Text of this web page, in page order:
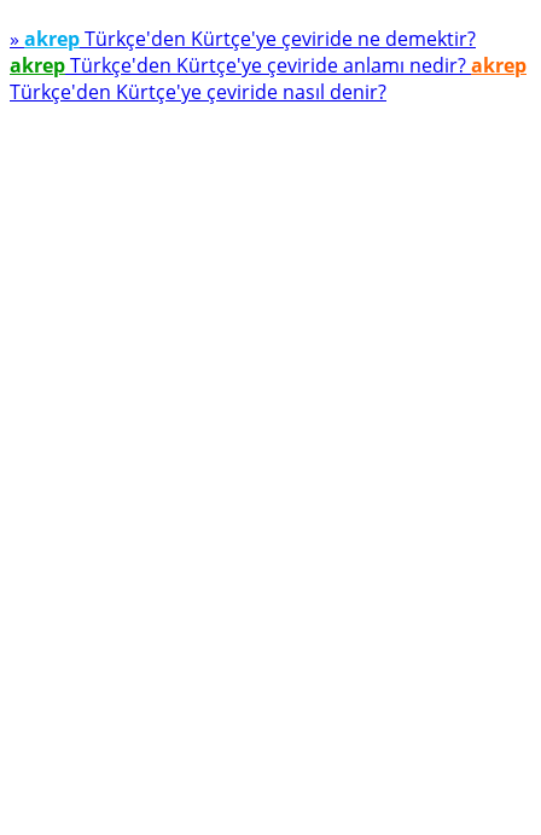
» akrepTürkçe'den Kürtçe'ye çeviride ne demektir?
akrepTürkçe'den Kürtçe'ye çeviride anlamı nedir?akrep
Türkçe'den Kürtçe'ye çeviride nasıl denir?